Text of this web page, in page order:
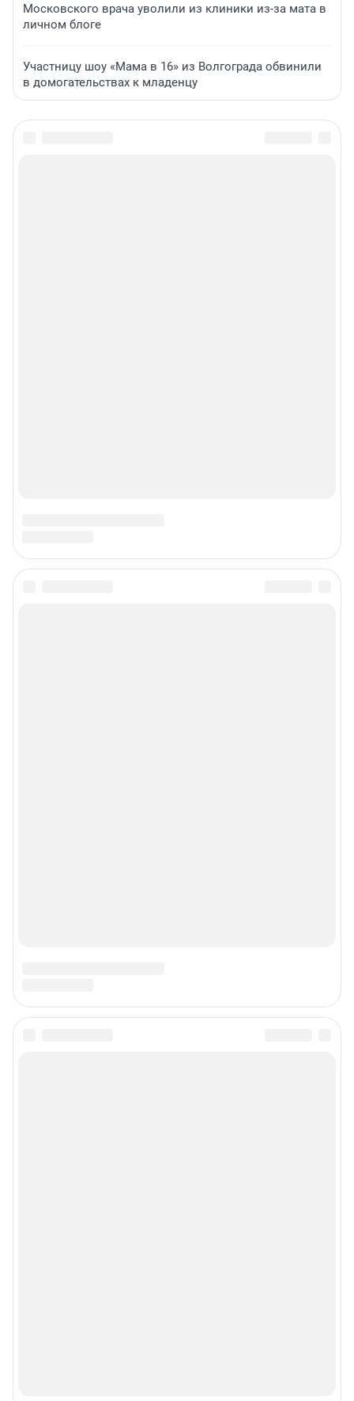
Московского врача уволили из клиники из-за мата в
личном блоге
Участницу шоу «Мама в 16» из Волгограда обвинили
в домогательствах к младенцу